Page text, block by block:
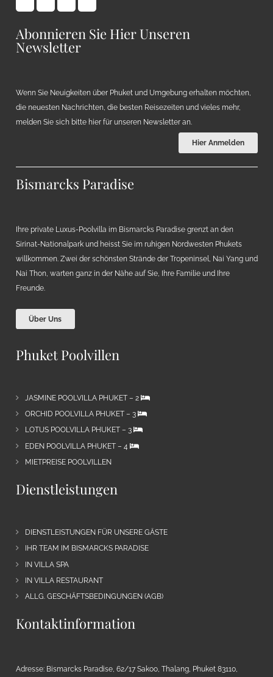
Abonnieren Sie Hier Unseren
Newsletter
Wenn Sie Neuigkeiten über Phuket und Umgebung erhalten möchten,
die neuesten Nachrichten, die besten Reisezeiten und vieles mehr,
melden Sie sich bitte hier für unseren Newsletter an.
Hier Anmelden
Bismarcks Paradise
Ihre private Luxus-Poolvilla im Bismarcks Paradise grenzt an den
Sirinat-Nationalpark und heisst Sie im ruhigen Nordwesten Phukets
willkommen. Zwei der schönsten Strände der Tropeninsel, Nai Yang und
Nai Thon, warten ganz in der Nähe auf Sie, Ihre Familie und Ihre
Freunde.
Über Uns
Phuket Poolvillen
JASMINE POOLVILLA PHUKET – 2
ORCHID POOLVILLA PHUKET – 3
LOTUS POOLVILLA PHUKET – 3
EDEN POOLVILLA PHUKET – 4
MIETPREISE POOLVILLEN
Dienstleistungen
DIENSTLEISTUNGEN FÜR UNSERE GÄSTE
IHR TEAM IM BISMARCKS PARADISE
IN VILLA SPA
IN VILLA RESTAURANT
ALLG. GESCHÄFTSBEDINGUNGEN (AGB)
Kontaktinformation
Adresse: Bismarcks Paradise, 62/17 Sakoo, Thalang, Phuket 83110,